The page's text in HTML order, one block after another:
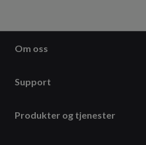
Om oss
Support
Produkter og tjenester